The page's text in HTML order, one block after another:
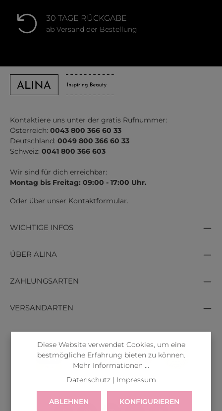
30 TAGE RÜCKGABE
ab Versand der Bestellung
Kontaktiere uns unter der gratis Rufnummer:
Österreich: 0043 800 366 60 33
Deutschland: 0049 800 366 60 33
Schweiz: 0041 800 366 603
Wir sind für dich erreichbar:
Montag bis Freitag: 09:00 - 17:00 Uhr.
Oder über unser Kontaktformular.
WICHTIGE INFOS
ÜBER ALINA
ZAHLUNGSARTEN
VERSANDARTEN
Diese Website verwendet Cookies, um eine
bestmögliche Erfahrung bieten zu können.
Mehr Informationen ...
Datenschutz| Impressum
ABLEHNEN KONFIGURIEREN